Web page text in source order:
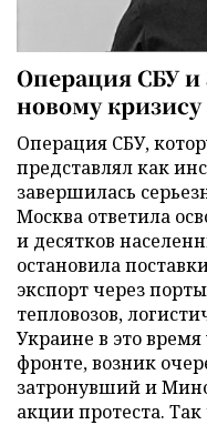
Операция СБУ и
новому
Операция СБУ,
представлял как
завершилась
Москва ответила
и десятков
остановила
экспорт через
тепловозов,
Украине в это
фронте, возник
затронувший и
акции протеста.